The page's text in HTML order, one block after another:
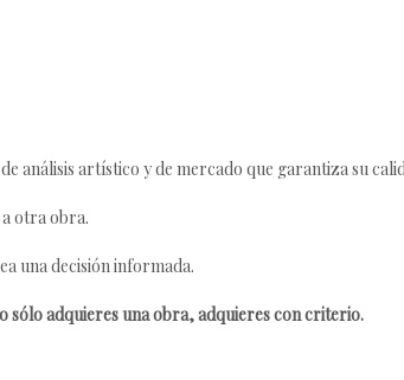
análisis artístico y de mercado que garantiza su
otra obra.
una decisión informada.
sólo adquieres una obra, adquieres con criterio.